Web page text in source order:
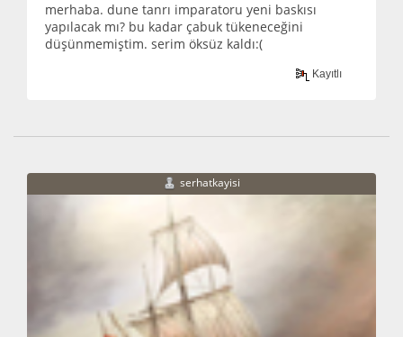
merhaba. dune tanrı imparatoru yeni baskısı
yapılacak mı? bu kadar çabuk tükeneceğini
düşünmemiştim. serim öksüz kaldı:(
Kayıtlı
serhatkayisi